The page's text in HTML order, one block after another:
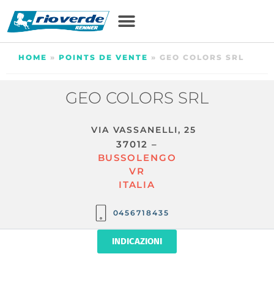
HOME » POINTS DE VENTE » GEO COLORS SRL
GEO COLORS SRL
VIA VASSANELLI, 25
37012 –
BUSSOLENGO
VR
ITALIA
0456718435
INDICAZIONI